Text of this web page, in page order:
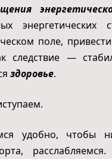
поле,
следствие —
здоровье.
удобно, чтобы